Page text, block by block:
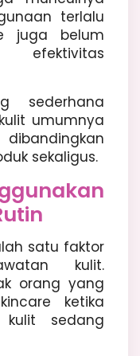
terlalu
juga belum
efektivitas
sederhana
umumnya
sekaligus.
satu faktor
kulit.
orang yang
ketika
sedang